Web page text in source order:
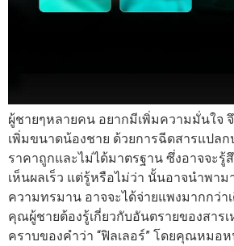
ผู้ชายๆหลายคน อยากมีเพิ่มความมั่นใจ
เพิ่มขนาดน้องชาย ด้วยการฉีดสารแปล
ราคาถูกและไม่ได้มาตรฐาน ซึ่งอาจจะรู้
เห็นผลเร็ว แต่รู้หรือไม่ว่า นั้นอาจนำพาม
ความทรมาน อาจจะได้จ่ายแพงมากกว่า
คุณผู้ชายต้องรู้เกี่ยวกับอันตรายของสาร
คราบของคำว่า “ฟิลเลอร์” โดยคุณหมอ